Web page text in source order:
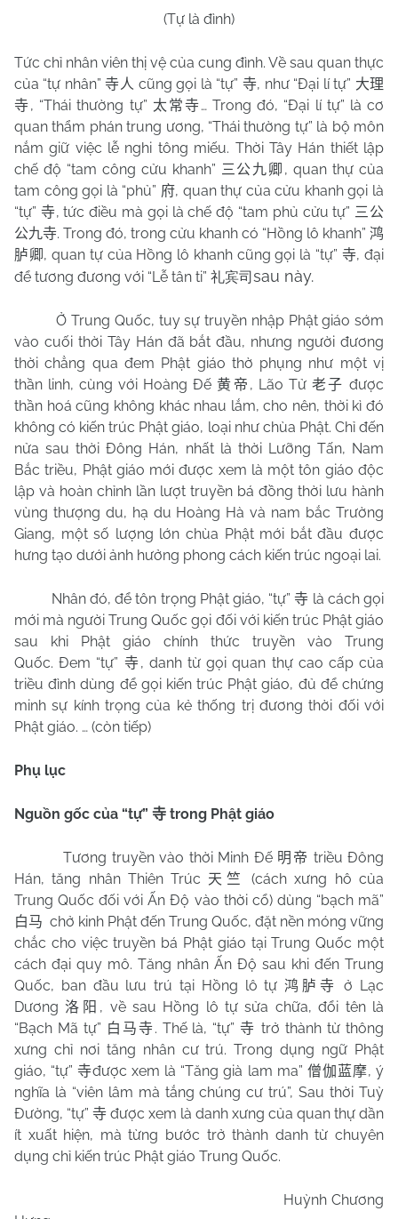
(Tự là đình)
Tức chỉ nhân viên thị vệ của cung đình. Về sau quan thực
của “tự nhân”寺人 cũng gọi là “tự” 寺, như “Đại lí tự” 大理
寺, “Thái thường tự” 太常寺… Trong đó, “Đại lí tự” là cơ
quan thẩm phán trung ương, “Thái thường tự” là bộ môn
nắm giữ việc lễ nghi tông miếu. Thời Tây Hán thiết lập
chế độ “tam công cửu khanh” 三公九卿 , quan thự của
tam công gọi là “phủ” 府, quan thự của cửu khanh gọi là
“tự” 寺, tức điều mà gọi là chế độ “tam phủ cửu tự” 三公
公九寺. Trong đó, trong cửu khanh có “Hồng lô khanh” 鸿
胪卿, quan tự của Hồng lô khanh cũng gọi là “tự” 寺, đại
để tương đương với “Lễ tân ti” 礼宾司 sau này.
Ở Trung Quốc, tuy sự truyền nhập Phật giáo sớm
vào cuối thời Tây Hán đã bắt đầu, nhưng người đương
thời chẳng qua đem Phật giáo thờ phụng như một vị
thần linh, cùng với Hoàng Đế黄帝 , Lão Tử 老子 được
thần hoá cũng không khác nhau lắm, cho nên, thời kì đó
không có kiến trúc Phật giáo, loại như chùa Phật. Chỉ đến
nửa sau thời Đông Hán, nhất là thời Lưỡng Tấn, Nam
Bắc triều, Phật giáo mới được xem là một tôn giáo độc
lập và hoàn chỉnh lần lượt truyền bá đồng thời lưu hành
vùng thượng du, hạ du Hoàng Hà và nam bắc Trường
Giang, một số lượng lớn chùa Phật mới bắt đầu được
hưng tạo dưới ảnh hưởng phong cách kiến trúc ngoại lai.
Nhân đó, để tôn trọng Phật giáo, “tự”寺 là cách gọi
mới mà người Trung Quốc gọi đối với kiến trúc Phật giáo
sau khi Phật giáo chính thức truyền vào Trung
Quốc.Đem “tự” 寺, danh từ gọi quan thự cao cấp của
triều đình dùng để gọi kiến trúc Phật giáo, đủ để chứng
minh sự kính trọng của kẻ thống trị đương thời đối với
Phật giáo. … (còn tiếp)
Phụ lục
Nguồn gốc của “tự” 寺 trong Phật giáo
Tương truyền vào thời Minh Đế 明帝 triều Đông
Hán, tăng nhân Thiên Trúc 天竺
(cách xưng hô của
Trung Quốc đối với Ấn Độ vào thời cổ) dùng “bạch mã”
白马 chở kinh Phật đến Trung Quốc, đặt nền móng vững
chắc cho việc truyền bá Phật giáo tại Trung Quốc một
cách đại quy mô. Tăng nhân Ấn Độ sau khi đến Trung
Quốc, ban đầu lưu trú tại Hồng lô tự鸿胪寺
ở Lạc
Dương洛阳 , về sau Hồng lô tự sửa chữa, đổi tên là
“Bạch Mã tự” 白马寺. Thế là, “tự”寺 trở thành từ thông
xưng chỉ nơi tăng nhân cư trú. Trong dụng ngữ Phật
giáo, “tự”寺được xem là “Tăng già lam ma” 僧伽蓝摩, ý
nghĩa là “viên lâm mà tắng chúng cư trú”, Sau thời Tuỳ
Đường, “tự” 寺 được xem là danh xưng của quan thự dần
ít xuất hiện, mà từng bước trở thành danh từ chuyên
dụng chỉ kiến trúc Phật giáo Trung Quốc.
Huỳnh Chương